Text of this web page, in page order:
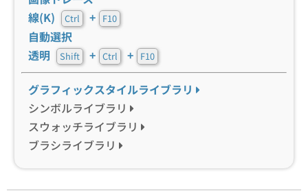
線(K)
Ctrl + F10
自動選択
透明
Shift + Ctrl + F10
グラフィックスタイルライブラリ
シンボルライブラリ
スウォッチライブラリ
ブラシライブラリ